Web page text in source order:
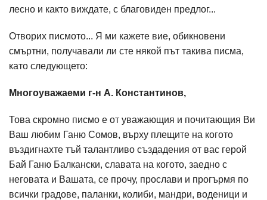
лесно и както виждате, с благовиден предлог...
Отворих писмото... Я ми кажете вие, обикновени
смъртни, получавали ли сте някой път такива писма,
като следующето:
Многоуважаеми г-н А. Константинов,
Това скромно писмо е от уважающия и почитающия Ви
Ваш любим Ганю Сомов, върху плещите на когото
въздигнахте тъй талантливо създадения от вас герой
Бай Ганю Балкански, славата на когото, заедно с
неговата и Вашата, се прочу, прослави и прогърмя по
всички градове, паланки, колиби, мандри, воденици и